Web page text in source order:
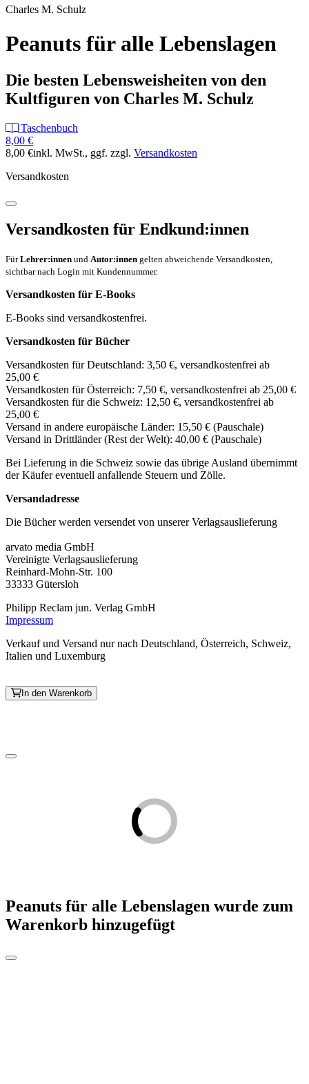
Charles M. Schulz
Peanuts für alle Lebenslagen
Die besten Lebensweisheiten von den
Kultfiguren von Charles M. Schulz
Taschenbuch
8,00 €
8,00 €inkl. MwSt., ggf. zzgl. Versandkosten
Versandkosten
Versandkosten für Endkund:innen
FürLehrer:innen und Autor:innen gelten abweichende Versandkosten,
sichtbar nach Login mit Kundennummer.
Versandkosten für E-Books
E-Books sind versandkostenfrei.
Versandkosten für Bücher
Versandkosten für Deutschland: 3,50 €, versandkostenfrei ab
25,00 €
Versandkosten für Österreich: 7,50 €, versandkostenfrei ab 25,00 €
Versandkosten für die Schweiz: 12,50 €, versandkostenfrei ab
25,00 €
Versand in andere europäische Länder: 15,50 € (Pauschale)
Versand in Drittländer (Rest der Welt): 40,00 € (Pauschale)
Bei Lieferung in die Schweiz sowie das übrige Ausland übernimmt
der Käufer eventuell anfallende Steuern und Zölle.
Versandadresse
Die Bücher werden versendet von unserer Verlagsauslieferung
arvato media GmbH
Vereinigte Verlagsauslieferung
Reinhard-Mohn-Str. 100
33333 Gütersloh
Philipp Reclam jun. Verlag GmbH
Impressum
Verkauf und Versand nur nach Deutschland, Österreich, Schweiz,
Italien und Luxemburg
In den Warenkorb
Peanuts für alle Lebenslagen wurde zum
Warenkorb hinzugefügt